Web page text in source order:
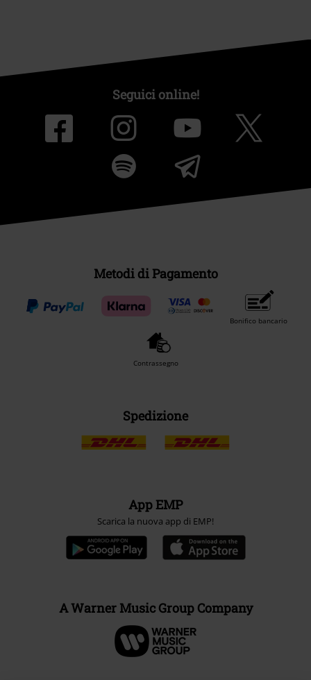
Seguici online!
Metodi di Pagamento
Bonifico bancario
Contrassegno
Spedizione
App EMP
Scarica la nuova app di EMP!
A Warner Music Group Company